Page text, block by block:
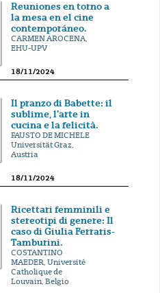
Reuniones en torno a
la mesa en el cine
contemporáneo.
CARMEN AROCENA,
EHU-UPV
18/11/2024
Il pranzo di Babette: il
sublime, l'arte in
cucina e la felicità.
FAUSTO DE MICHELE
Universität Graz,
Austria
18/11/2024
Ricettari femminili e
stereotipi di genere: Il
caso di Giulia Ferraris-
Tamburini.
COSTANTINO
MAEDER, Université
Catholique de
Louvain, Belgio